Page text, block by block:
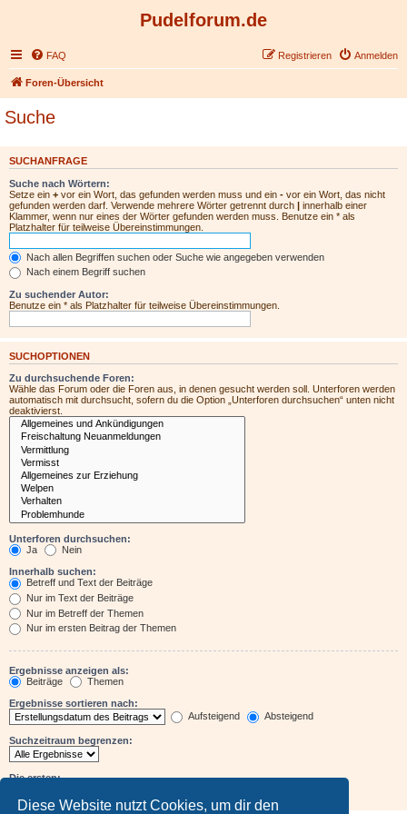
Diese Website nutzt Cookies, um dir den
Pudelforum.de
FAQ Anmelden
Registrieren
Foren-Übersicht
Suche
SUCHANFRAGE
Suche nach Wörtern:
Setze ein + vor ein Wort, das gefunden werden muss und ein - vor ein Wort, das nicht
gefunden werden darf. Verwende mehrere Wörter getrennt durch | innerhalb einer
Klammer, wenn nur eines der Wörter gefunden werden muss. Benutze ein * als
Platzhalter für teilweise Übereinstimmungen.
Nach allen Begriffen suchen oder Suche wie angegeben verwenden
Nach einem Begriff suchen
Zu suchender Autor:
Benutze ein * als Platzhalter für teilweise Übereinstimmungen.
SUCHOPTIONEN
Zu durchsuchende Foren:
Wähle das Forum oder die Foren aus, in denen gesucht werden soll. Unterforen werden
automatisch mit durchsucht, sofern du die Option „Unterforen durchsuchen“ unten nicht
deaktivierst.
Unterforen durchsuchen:
Ja
Nein
Innerhalb suchen:
Betreff und Text der Beiträge
Nur im Text der Beiträge
Nur im Betreff der Themen
Nur im ersten Beitrag der Themen
Ergebnisse anzeigen als:
Beiträge
Themen
Ergebnisse sortieren nach:
Aufsteigend
Absteigend
Suchzeitraum begrenzen:
Die ersten: